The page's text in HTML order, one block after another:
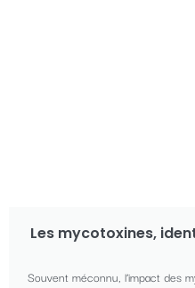
Les mycotoxines,
Souvent méconnu, l’impact des